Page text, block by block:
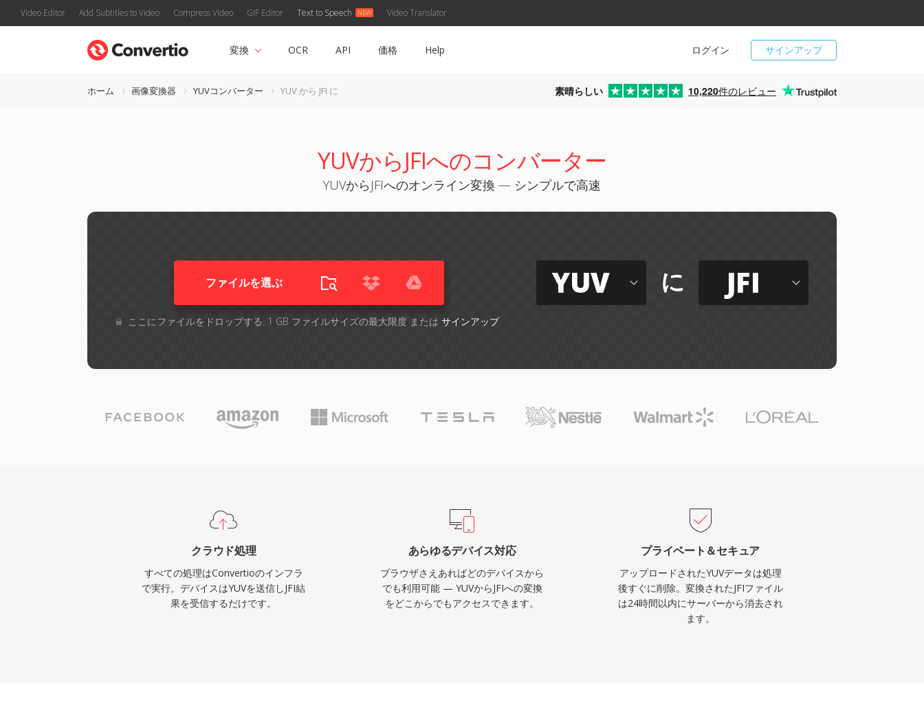
Video Editor Add Subtitles to Video Compress Video GIF Editor Text to Speech Video Translator
サインアップ
ログイン
変換 OCR API 価格 Help
ホーム 画像変換器 YUVコンバーター YUV から JFI に 素晴らしい 10,220件のレビュー
YUVからJFIへのコンバーター
YUVからJFIへのオンライン変換 — シンプルで高速
ファイルを選ぶ
ここにファイルをドロップする. 1 GB ファイルサイズの最大限度 または サインアップ
YUV に JFI
クラウド処理
すべての処理はConvertioのインフラ
で実行。デバイスはYUVを送信しJFI結
果を受信するだけです。
あらゆるデバイス対応
ブラウザさえあればどのデバイスから
でも利用可能 — YUVからJFIへの変換
をどこからでもアクセスできます。
プライベート＆セキュア
アップロードされたYUVデータは処理
後すぐに削除。変換されたJFIファイル
は24時間以内にサーバーから消去され
ます。